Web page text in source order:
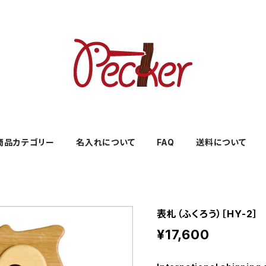
品カテゴリー 名入れについて FAQ 送料について
表札（ふくろう）［HY-2］
¥17,600